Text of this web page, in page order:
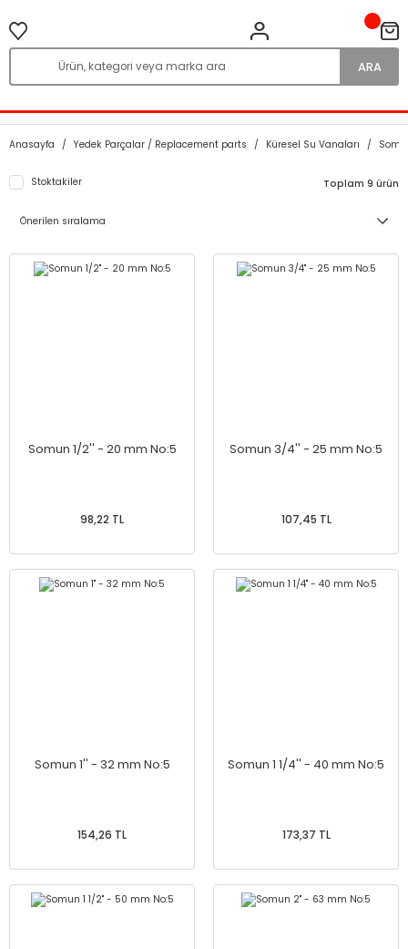
ARA
Anasayfa Yedek Parçalar / Replacement parts Küresel Su Vanaları
Stoktakiler Toplam 9 ürün
Somun 1/2'' - 20 mm No:5
98,22 TL
Somun 3/4'' - 25 mm No:5
107,45 TL
Somun 1'' - 32 mm No:5
154,26 TL
Somun 1 1/4'' - 40 mm No:5
173,37 TL